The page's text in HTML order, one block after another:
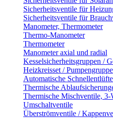
Sicherheitsventile für
Sicherheitsventile für
Manometer, Thermometer
Thermo-Manometer
Thermometer
Manometer axial und radial
Kesselsicherheitsgruppen /
Heizkreisset / Pumpengruppe
Automatische
Thermische
Thermische Mischventile, 3-
Umschaltventile
Überströmventile /